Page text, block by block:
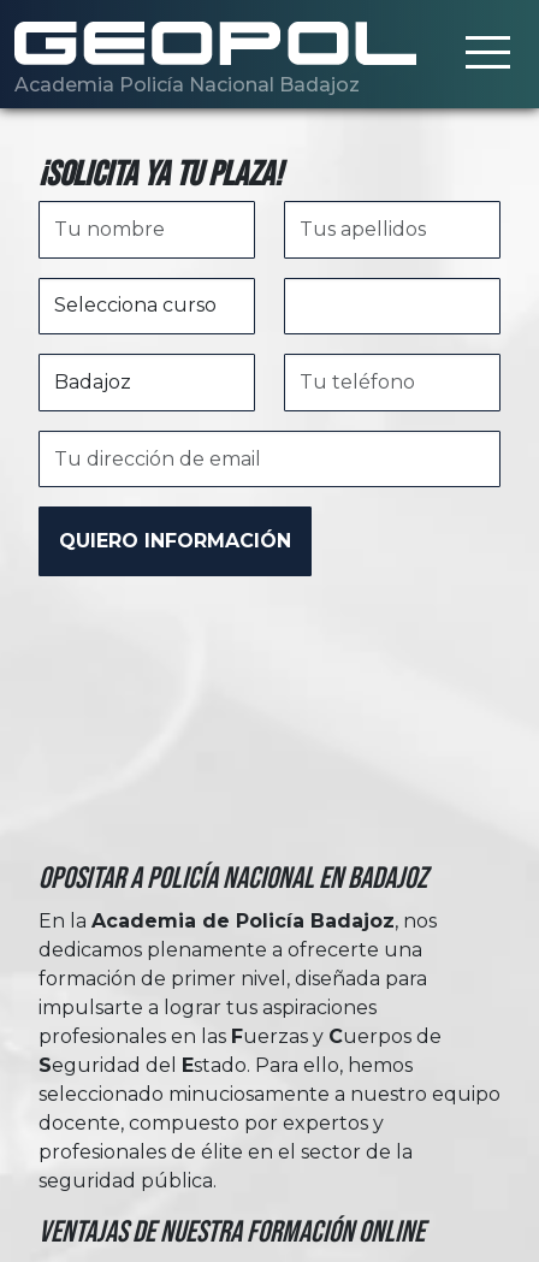
Academia Policía Nacional Badajoz
¡Solicita ya tu plaza!
Opositar a Policía Nacional en Badajoz
En la Academia de Policía Badajoz, nos
dedicamos plenamente a ofrecerte una
formación de primer nivel, diseñada para
impulsarte a lograr tus aspiraciones
profesionales en las
Fuerzas y Cuerpos de
Seguridad del Estado. Para ello, hemos
seleccionado minuciosamente a nuestro equipo
docente, compuesto por expertos y
profesionales de élite en el sector de la
seguridad pública.
Ventajas de nuestra formación online